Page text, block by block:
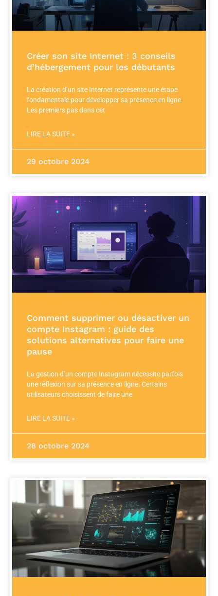
Créer son site Internet : 3 conseils
d’hébergement pour les débutants
La création d’un site Internet représente une étape
fondamentale pour développer sa présence en ligne.
Les premiers pas dans cet
LIRE LA SUITE »
29 octobre 2024
Comment supprimer ou désactiver un
compte Instagram : guide des
solutions alternatives pour faire une
pause
La gestion d’un compte Instagram nécessite parfois
une réflexion sur sa présence en ligne. Certains
utilisateurs choisissent de faire une
LIRE LA SUITE »
28 octobre 2024